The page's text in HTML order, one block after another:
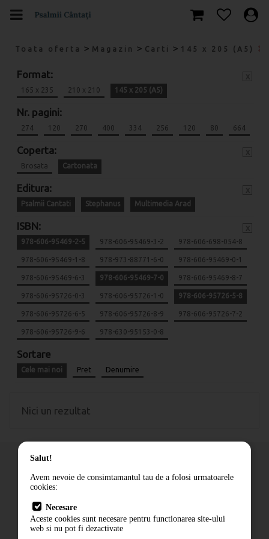
Toata oferta > Magazin > Carti > 145 x 205 (A5)
Format:
165 x 235 210 x 210 145 x 205 (A5)
Nr. pagini:
274 120 270 400 334 256 120 80 664
Coperta:
Brosata Cartonata
Editura:
Psalmii Cantati Stephanus Multimedia Arad
ISBN:
978-606-95469-2-5 978-606-95469-3-2 978-606-698-054-8
978-606-95469-1-8 978-973-88771-6-0 978-606-95469-0-1
978-606-95469-6-3 978-606-95469-7-0 978-606-95469-8-7
978-606-95726-0-3 978-606-95726-1-0 978-606-95726-5-8
978-606-95726-6-5 978-606-95726-8-9 978-606-95726-7-2
978-606-95726-9-6 978-630-95153-0-8
Sortare
Cele mai noi Pret Denumire
Nici un rezultat
Cum comand
Livrare
Contact
Salut!
Avem nevoie de consimtamantul tau de a folosi urmatoarele
cookies:
Necesare
Aceste cookies sunt necesare pentru functionarea site-ului
web si nu pot fi dezactivate